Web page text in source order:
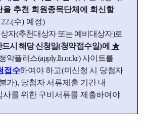
을 추천 회원종목단체에 회신할
수) 예정)
자(추천대상자 또는 예비대상자)로
드시 해당 신청일(청약접수일)에 ★
약플러스(apply.lh.or.kr)사이트를
접수하여야 하고(미신청 시 당첨자
가), 당첨자 서류제출 기간 내
사를 위한 구비서류를 제출하여야